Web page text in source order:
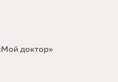
доктор»